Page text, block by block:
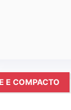
E COMPACTO